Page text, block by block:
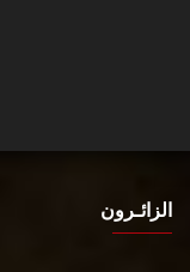
الزائـرون